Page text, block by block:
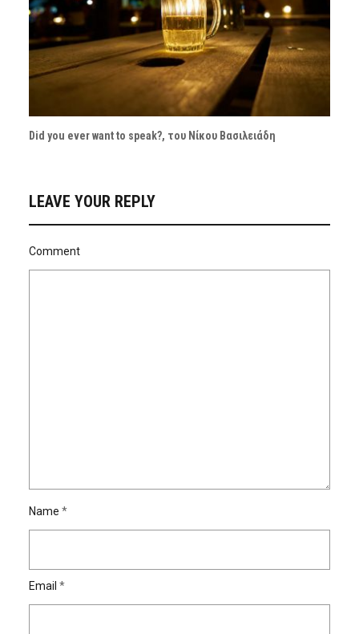
Did you ever want to speak?, του Νίκου Βασιλειάδη
LEAVE YOUR REPLY
Comment
Name *
Email *